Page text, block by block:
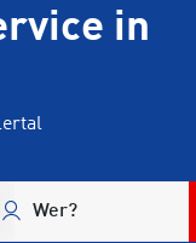
in
Wer?